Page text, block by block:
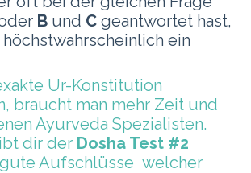
B und C geantwortet hast,
ein
Ur-Konstitution
braucht man mehr Zeit und
Ayurveda Spezialisten.
dir der Dosha Test #2
Aufschlüsse welcher